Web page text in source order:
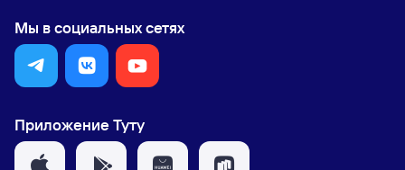
Мы в социальных сетях
Приложение Туту